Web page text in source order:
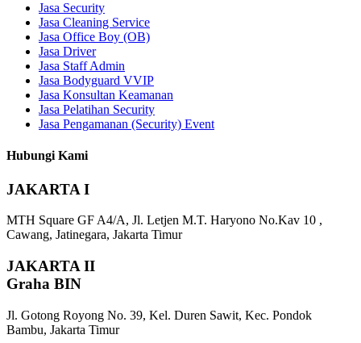
Jasa Security
Jasa Cleaning Service
Jasa Office Boy (OB)
Jasa Driver
Jasa Staff Admin
Jasa Bodyguard VVIP
Jasa Konsultan Keamanan
Jasa Pelatihan Security
Jasa Pengamanan (Security) Event
Hubungi Kami
JAKARTA I
MTH Square GF A4/A, Jl. Letjen M.T. Haryono No.Kav 10 ,
Cawang, Jatinegara, Jakarta Timur
JAKARTA II
Graha BIN
Jl. Gotong Royong No. 39, Kel. Duren Sawit, Kec. Pondok
Bambu, Jakarta Timur